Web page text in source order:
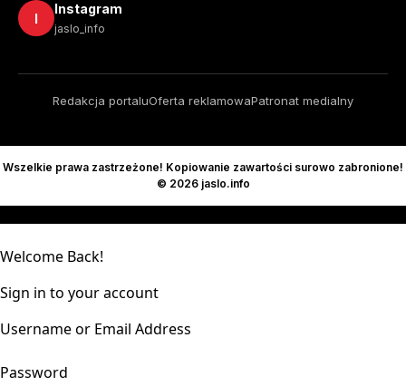
I
Instagram
jaslo_info
Redakcja portaluOferta reklamowaPatronat medialny
Wszelkie prawa zastrzeżone! Kopiowanie zawartości surowo zabronione!
© 2026 jaslo.info
Welcome Back!
Sign in to your account
Username or Email Address
Password